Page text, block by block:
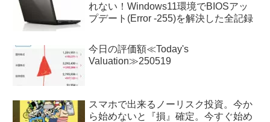
れない！Windows11環境でBIOSアッ
プデート(Error -255)を解決した全記録
今日の評価額≪Today's
Valuation≫250519
スマホで出来るノーリスク投資。今か
ら始めないと『損』確定。今すぐ始め